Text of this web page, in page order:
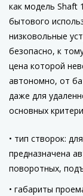
как модель Shaft
бытового
низковольные
безопасно, к
цена которой
автономно, от
даже для
основных
тип створок:
предназначена
поворотных,
габариты